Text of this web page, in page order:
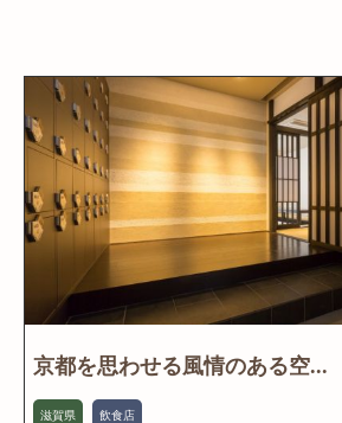
京都を思わせる風情のある空...
滋賀県 飲食店